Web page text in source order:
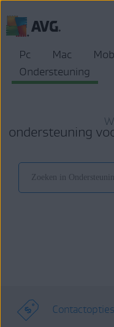
Pc Mac
Ondersteuning
ondersteuning
Contactopties